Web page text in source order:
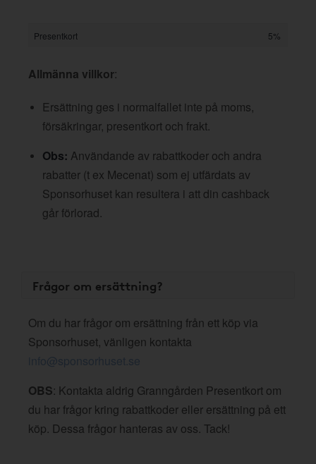
Presentkort 5%
Allmänna villkor:
Ersättning ges i normalfallet inte på moms,
försäkringar, presentkort och frakt.
Obs: Användande av rabattkoder och andra
rabatter (t ex Mecenat) som ej utfärdats av
Sponsorhuset kan resultera i att din cashback
går förlorad.
Frågor om ersättning?
Om du har frågor om ersättning från ett köp via
Sponsorhuset, vänligen kontakta
info@sponsorhuset.se
OBS: Kontakta aldrig Granngården Presentkort om
du har frågor kring rabattkoder eller ersättning på ett
köp. Dessa frågor hanteras av oss. Tack!